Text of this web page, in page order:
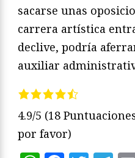
sacarse unas
carrera artística
declive, podría
auxiliar
4.9/5 (18
por favor)